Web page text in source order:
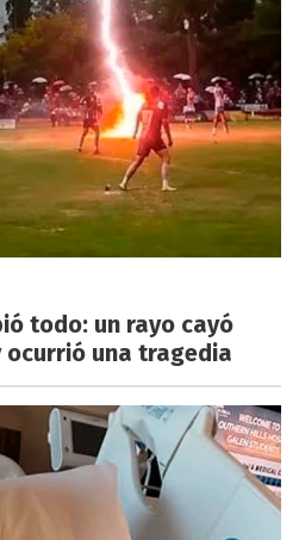
todo: un rayo cayó
una tragedia